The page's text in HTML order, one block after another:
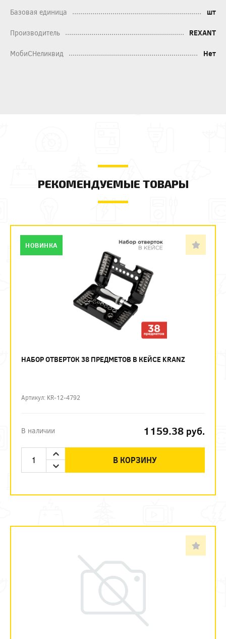
Базовая единица шт
Производитель REXANT
МобиСНеликвид Нет
РЕКОМЕНДУЕМЫЕ ТОВАРЫ
НАБОР ОТВЕРТОК 38 ПРЕДМЕТОВ В КЕЙСЕ KRANZ
Артикул: KR-12-4792
В наличии 1159.38 руб.
В КОРЗИНУ
НОВИНКА